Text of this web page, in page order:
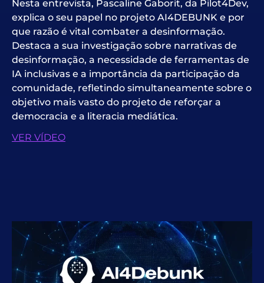
Nesta entrevista, Pascaline Gaborit, da Pilot4Dev,
explica o seu papel no projeto AI4DEBUNK e por
que razão é vital combater a desinformação.
Destaca a sua investigação sobre narrativas de
desinformação, a necessidade de ferramentas de
IA inclusivas e a importância da participação da
comunidade, refletindo simultaneamente sobre o
objetivo mais vasto do projeto de reforçar a
democracia e a literacia mediática.
VER VÍDEO